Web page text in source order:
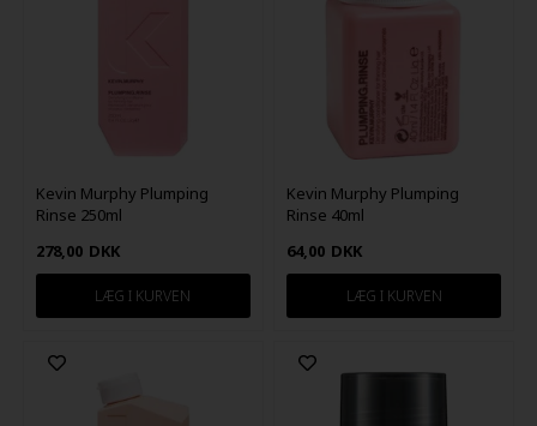
Kevin Murphy Plumping
Rinse 250ml
278,00 DKK
Kevin Murphy Plumping
Rinse 40ml
64,00 DKK